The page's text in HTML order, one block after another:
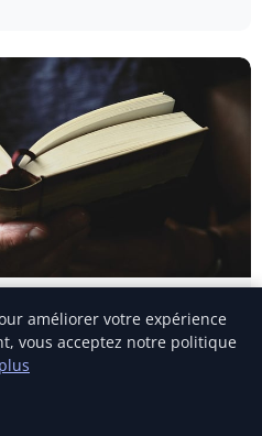
fonder une agence
les sols» : entretien
…
améliorer votre expérience
vous acceptez notre politique